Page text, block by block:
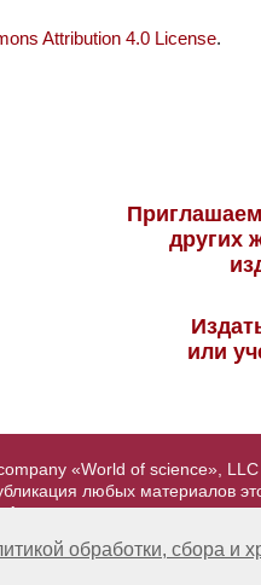
обработки, сбора и
Attribution 4.0 License.
других
или
«World of science»,
любых материалов
Авторские права на